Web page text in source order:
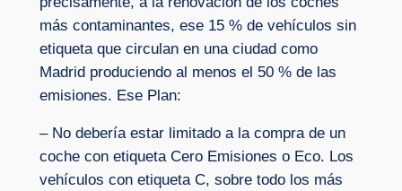
más contaminantes, ese 15 % de vehículos sin
etiqueta que circulan en una ciudad como
Madrid produciendo al menos el 50 % de las
emisiones. Ese Plan:
– No debería estar limitado a la compra de un
coche con etiqueta Cero Emisiones o Eco. Los
vehículos con etiqueta C, sobre todo los más